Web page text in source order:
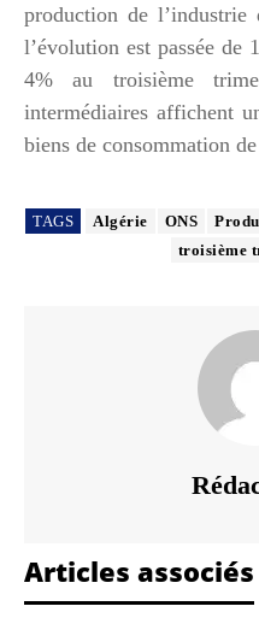
production de l’industrie
l’évolution est passée de
4% au troisième
intermédiaires affichent
biens de consommation
TAGS Algérie ONS
troisième
Articles associés